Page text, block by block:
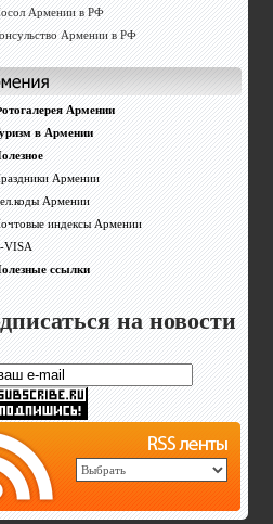
Армении в РФ
Армении в РФ
Армении
в Армении
Армении
Армении
индексы Армении
VISA
ссылки
на новости